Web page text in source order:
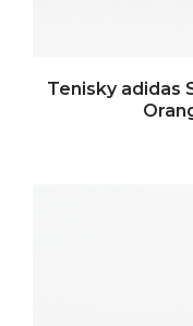
Tenisky adidas